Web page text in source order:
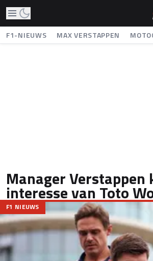
F1-NIEUWS MAX VERSTAPPEN
Manager
interesse van Toto
F1 NIEUWS